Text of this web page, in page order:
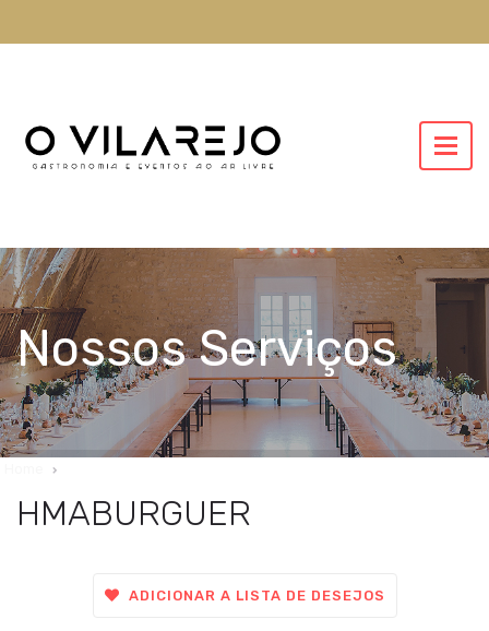
Nossos Serviços
HMABURGUER
ADICIONAR A LISTA DE DESEJOS